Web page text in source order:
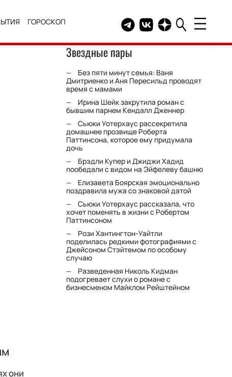
ГОРОСКОП Telegram канал HELLO
Группа HELLO
Канал HELLO в
они
Звездные пары
Без пяти минут семья: Ваня
Дмитриенко и Аня Пересильд проводят
время с мамами
Ирина Шейк закрутила роман с
бывшим парнем Кендалл Дженнер
Сьюки Уотерхаус рассекретила
домашнее прозвище Роберта
Паттинсона, которое ему придумала
дочь
Брэдли Купер и Джиджи Хадид
пообедали с видом на Эйфелеву башню
Елизавета Боярская эмоционально
поздравила мужа со знаковой датой
Сьюки Уотерхаус рассказала, что
хочет поменять в жизни с Робертом
Паттинсоном
Рози Хантингтон-Уайтли
поделилась редкими фотографиями с
Джейсоном Стэйтемом по особому
случаю
Разведенная Николь Кидман
подогревает слухи о романе с
бизнесменом Майклом Рейштейном